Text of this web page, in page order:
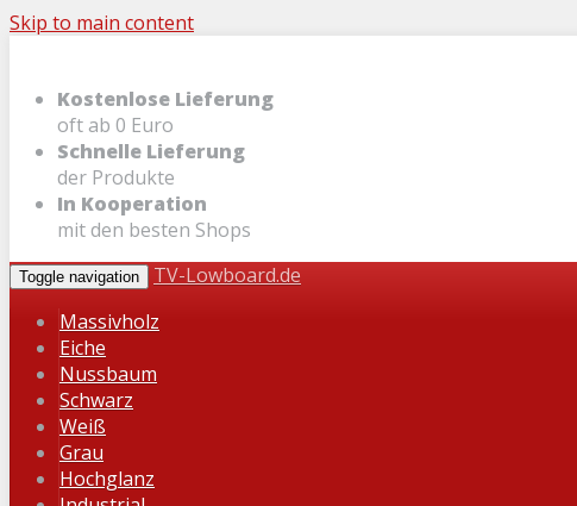
Skip to main content
Kostenlose Lieferung
oft ab 0 Euro
Schnelle Lieferung
der Produkte
In Kooperation
mit den besten Shops
Toggle navigation
TV-Lowboard.de
Massivholz
Eiche
Nussbaum
Schwarz
Weiß
Grau
Hochglanz